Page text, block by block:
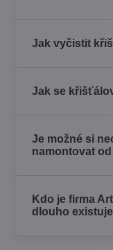
Jak vyčistit
Jak se
Je možné si
namontovat
Kdo je firma
dlouho